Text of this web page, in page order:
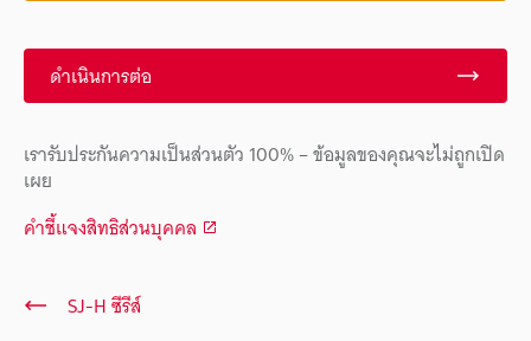
ดำเนินการต่อ
เรารับประกันความเป็นส่วนตัว 100% – ข้อมูลของคุณจะไม่ถูกเปิด
เผย
คำชี้แจงสิทธิส่วนบุคคล
SJ-H ซีรีส์